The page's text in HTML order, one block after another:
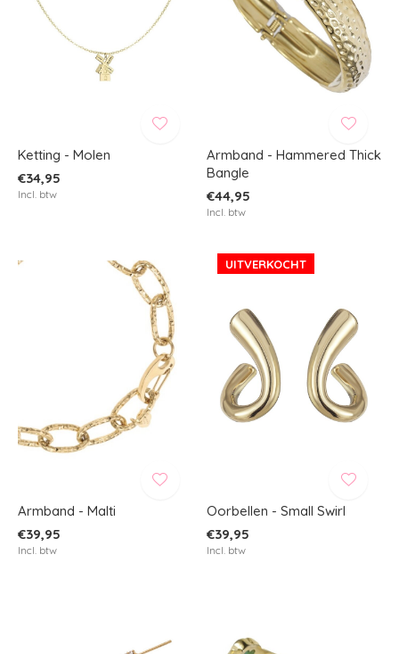
Ketting - Molen
€34,95
Incl. btw
Armband - Hammered Thick
Bangle
€44,95
Incl. btw
Armband - Malti
€39,95
Incl. btw
UITVERKOCHT
Oorbellen - Small Swirl
€39,95
Incl. btw